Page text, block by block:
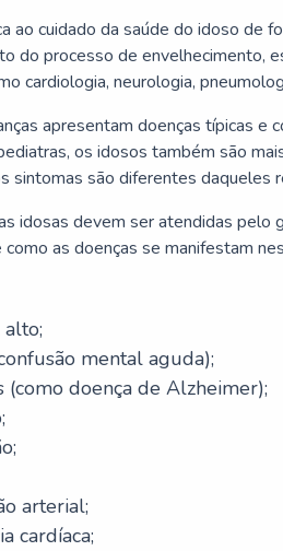
ao cuidado da saúde do idoso de
do processo de envelhecimento,
cardiologia, neurologia,
apresentam doenças típicas e
os idosos também são
sintomas são diferentes daqueles
idosas devem ser atendidas pelo
as doenças se manifestam
mental aguda);
(como doença de Alzheimer);
arterial;
cardíaca;